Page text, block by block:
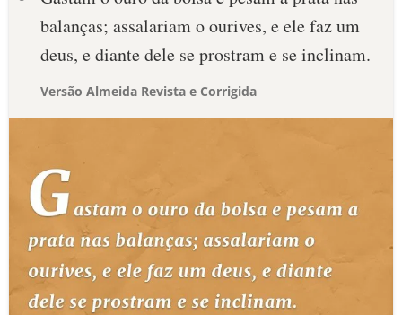
balanças; assalariam o ourives, e ele faz um
deus, e diante dele se prostram e se inclinam.
Versão Almeida Revista e Corrigida